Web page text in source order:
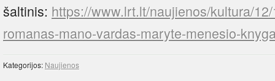
šaltinis: https://www.lrt.lt/naujienos/kultura/
romanas-mano-vardas-maryte-menesio-
Kategorijos: Naujienos